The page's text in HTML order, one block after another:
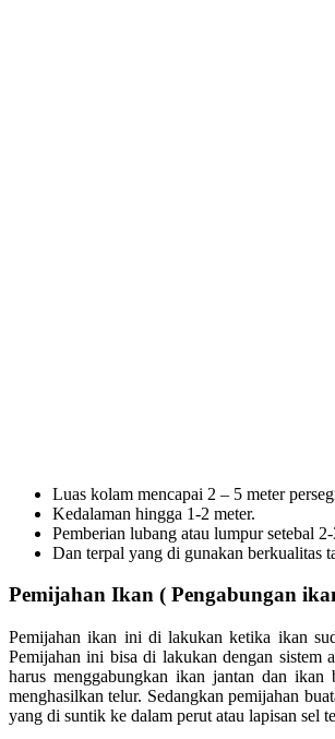
Luas kolam mencapai 2 – 5 meter
Kedalaman hingga 1-2 meter.
Pemberian lubang atau lumpur setebal
Dan terpal yang di gunakan berkualitas
Pemijahan Ikan ( Pengabungan
Pemijahan ikan ini di lakukan ketika ikan
Pemijahan ini bisa di lakukan dengan sistem
harus menggabungkan ikan jantan dan
menghasilkan telur. Sedangkan pemijahan
yang di suntik ke dalam perut atau lapisan sel